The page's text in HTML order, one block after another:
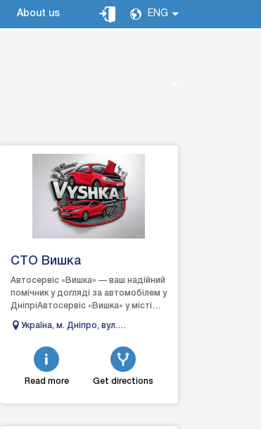
About us ENG
СТО Вишка
Автосервіс «Вишка» — ваш надійний
помічник у догляді за автомобілем у
ДніпріАвтосервіс «Вишка» у місті
ремонті т...
Україна, м. Дніпро, вул.
Read more Get directions